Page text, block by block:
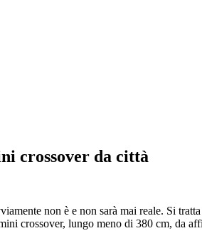
crossover da città
non è e non sarà mai reale. Si
crossover, lungo meno di 380 cm, da